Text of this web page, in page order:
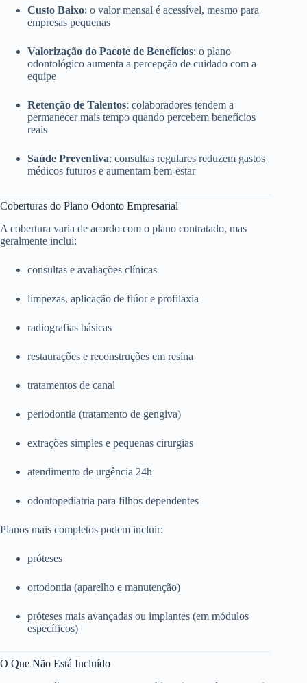
Custo Baixo: o valor mensal é acessível, mesmo para
empresas pequenas
Valorização do Pacote de Benefícios: o plano
odontológico aumenta a percepção de cuidado com a
equipe
Retenção de Talentos: colaboradores tendem a
permanecer mais tempo quando percebem benefícios
reais
Saúde Preventiva: consultas regulares reduzem gastos
médicos futuros e aumentam bem-estar
Coberturas do Plano Odonto Empresarial
A cobertura varia de acordo com o plano contratado, mas
geralmente inclui:
consultas e avaliações clínicas
limpezas, aplicação de flúor e profilaxia
radiografias básicas
restaurações e reconstruções em resina
tratamentos de canal
periodontia (tratamento de gengiva)
extrações simples e pequenas cirurgias
atendimento de urgência 24h
odontopediatria para filhos dependentes
Planos mais completos podem incluir:
próteses
ortodontia (aparelho e manutenção)
próteses mais avançadas ou implantes (em módulos
específicos)
O Que Não Está Incluído